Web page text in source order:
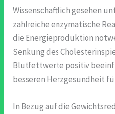
Wissenschaftlich gesehen
zahlreiche enzymatische
die Energieproduktion
Senkung des
Blutfettwerte positiv
besseren Herzgesundheit
In Bezug auf die